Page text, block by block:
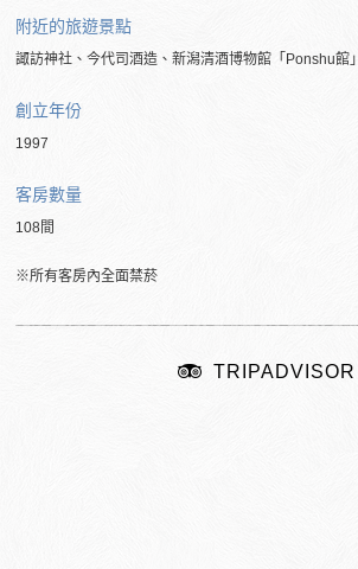
附近的旅遊景點
諏訪神社、今代司酒造、新潟清酒博物館「Ponshu館」
創立年份
1997
客房數量
108間
※所有客房內全面禁菸
TRIPADVISOR